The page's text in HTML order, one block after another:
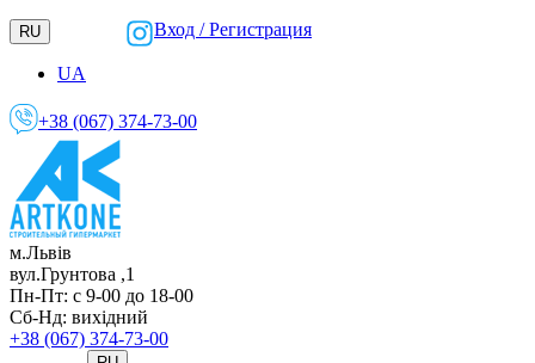
RU
UA
Вход / Регистрация
+38 (067) 374-73-00
м.Львів
вул.Грунтова ,1
Пн-Пт: с 9-00 до 18-00
Сб-Нд: вихідний
+38 (067) 374-73-00